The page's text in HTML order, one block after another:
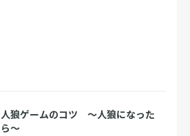
人狼ゲームのコツ 〜人狼になった
ら〜